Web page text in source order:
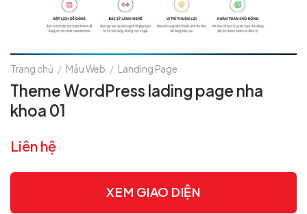
Trang chủ / Mẫu Web / Landing Page
Theme WordPress lading page nha
khoa 01
Liên hệ
XEM GIAO DIỆN